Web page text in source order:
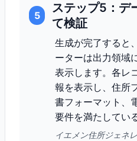
5
ステップ5：デ
て検証
生成が完了すると
ーターは出力領域
表示します。各レ
報を表示し、住所
書フォーマット、
要件を満たしてい
イエメン住所ジェネ